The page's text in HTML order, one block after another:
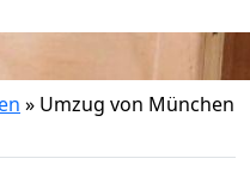
» Umzug von München